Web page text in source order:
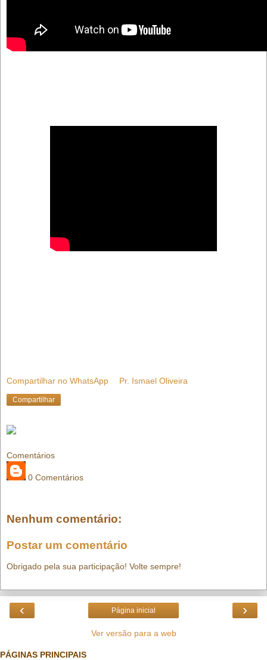
Compartilhar no WhatsApp Pr. Ismael Oliveira
Compartilhar
Comentários
0 Comentários
Nenhum comentário:
Postar um comentário
Obrigado pela sua participação! Volte sempre!
‹ ›
Página inicial
Ver versão para a web
PÁGINAS PRINCIPAIS